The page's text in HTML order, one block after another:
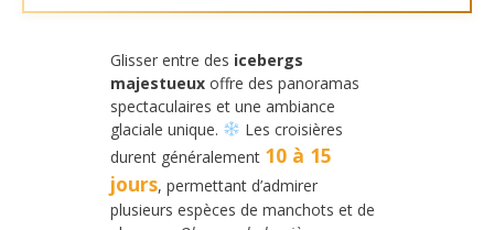
Glisser entre des icebergs
majestueux offre des panoramas
spectaculaires et une ambiance
glaciale unique.
Les croisières
durent généralement 10 à 15
jours, permettant d’admirer
plusieurs espèces de manchots et de